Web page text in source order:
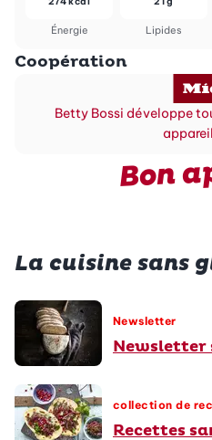
Énergie Lipides
Coopération
Betty Bossi développe
Bon
La cuisine sans
Newsletter
Newsletter
collection de
Recettes